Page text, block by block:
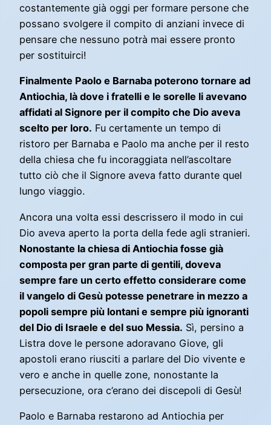
costantemente già oggi per formare persone che
possano svolgere il compito di anziani invece di
pensare che nessuno potrà mai essere pronto
per sostituirci!
Finalmente Paolo e Barnaba poterono tornare ad
Antiochia, là dove i fratelli e le sorelle li avevano
affidati al Signore per il compito che Dio aveva
scelto per loro. Fu certamente un tempo di
ristoro per Barnaba e Paolo ma anche per il resto
della chiesa che fu incoraggiata nell’ascoltare
tutto ciò che il Signore aveva fatto durante quel
lungo viaggio.
Ancora una volta essi descrissero il modo in cui
Dio aveva aperto la porta della fede agli stranieri.
Nonostante la chiesa di Antiochia fosse già
composta per gran parte di gentili, doveva
sempre fare un certo effetto considerare come
il vangelo di Gesù potesse penetrare in mezzo a
popoli sempre più lontani e sempre più ignoranti
del Dio di Israele e del suo Messia. Sì, persino a
Listra dove le persone adoravano Giove, gli
apostoli erano riusciti a parlare del Dio vivente e
vero e anche in quelle zone, nonostante la
persecuzione, ora c’erano dei discepoli di Gesù!
Paolo e Barnaba restarono ad Antiochia per